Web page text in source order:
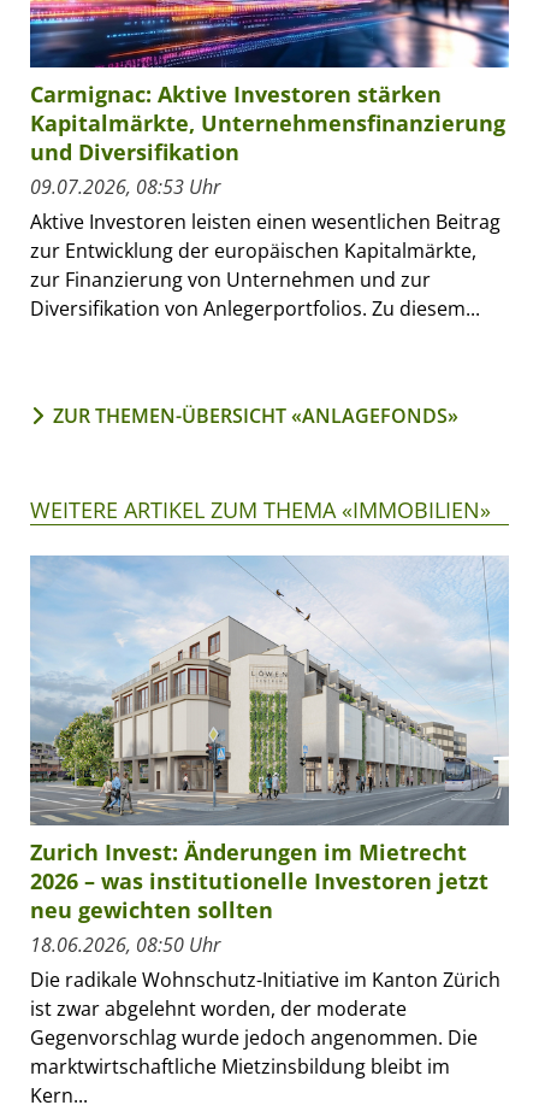
Carmignac: Aktive Investoren stärken
Kapitalmärkte, Unternehmensfinanzierung
und Diversifikation
09.07.2026, 08:53 Uhr
Aktive Investoren leisten einen wesentlichen Beitrag
zur Entwicklung der europäischen Kapitalmärkte,
zur Finanzierung von Unternehmen und zur
Diversifikation von Anlegerportfolios. Zu diesem...
ZUR THEMEN-ÜBERSICHT «ANLAGEFONDS»
WEITERE ARTIKEL ZUM THEMA «IMMOBILIEN»
Zurich Invest: Änderungen im Mietrecht
2026 – was institutionelle Investoren jetzt
neu gewichten sollten
18.06.2026, 08:50 Uhr
Die radikale Wohnschutz-Initiative im Kanton Zürich
ist zwar abgelehnt worden, der moderate
Gegenvorschlag wurde jedoch angenommen. Die
marktwirtschaftliche Mietzinsbildung bleibt im
Kern...